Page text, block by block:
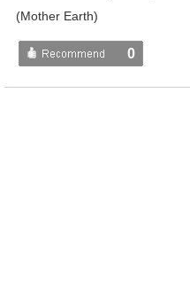
(Mother Earth)
0